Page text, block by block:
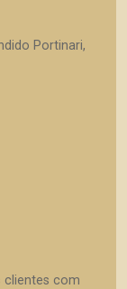
Portinari,
clientes com